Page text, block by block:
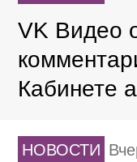
VK Видео
Кабинете
НОВОСТИ